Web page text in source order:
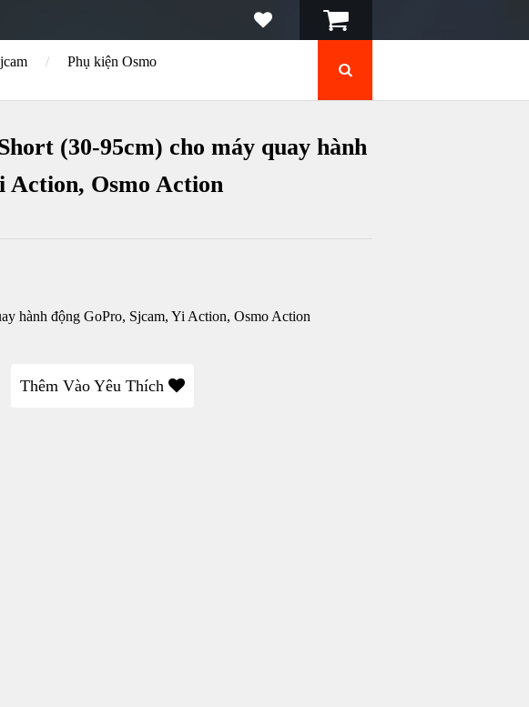
/
Phụ kiện Osmo
(30-95cm) cho máy quay hành
Action, Osmo Action
hành động GoPro, Sjcam, Yi Action, Osmo Action
Thêm Vào Yêu Thích